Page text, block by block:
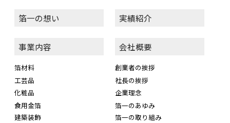
箔一の想い
事業内容
箔材料
工芸品
化粧品
食用金箔
建築装飾
実績紹介
会社概要
創業者の挨拶
社長の挨拶
企業理念
箔一のあゆみ
箔一の取り組み